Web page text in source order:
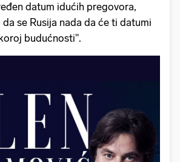
datum idućih pregovora,
da se Rusija nada da će ti datumi
budućnosti".